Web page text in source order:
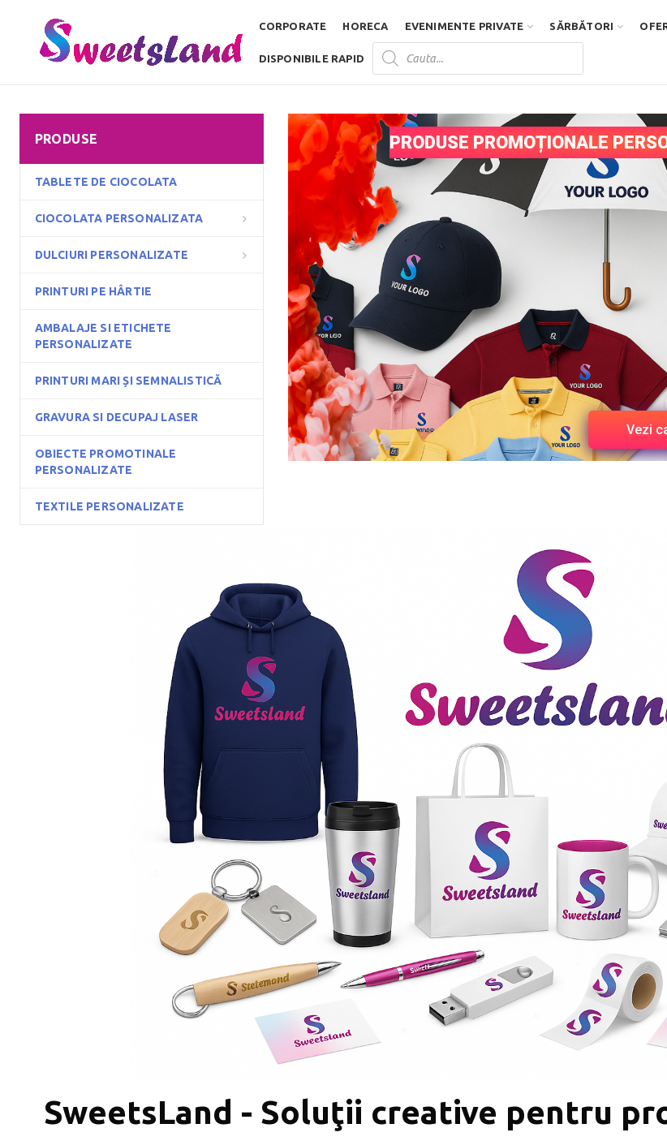
CORPORATE HORECA EVENIMENTE PRIVATE SĂRBĂTORI
DISPONIBILE RAPID
Products
search
PRODUSE
TABLETE DE CIOCOLATA
CIOCOLATA PERSONALIZATA
DULCIURI PERSONALIZATE
PRINTURI PE HÂRTIE
AMBALAJE SI ETICHETE
PERSONALIZATE
PRINTURI MARI ȘI SEMNALISTICĂ
GRAVURA SI DECUPAJ LASER
OBIECTE PROMOTINALE
PERSONALIZATE
TEXTILE PERSONALIZATE
PRODUSE PROMOȚIONALE
Vezi
SweetsLand - Soluţii creative pentru